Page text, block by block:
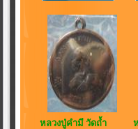
หลวงปู่คำมี วัดถ้ำ